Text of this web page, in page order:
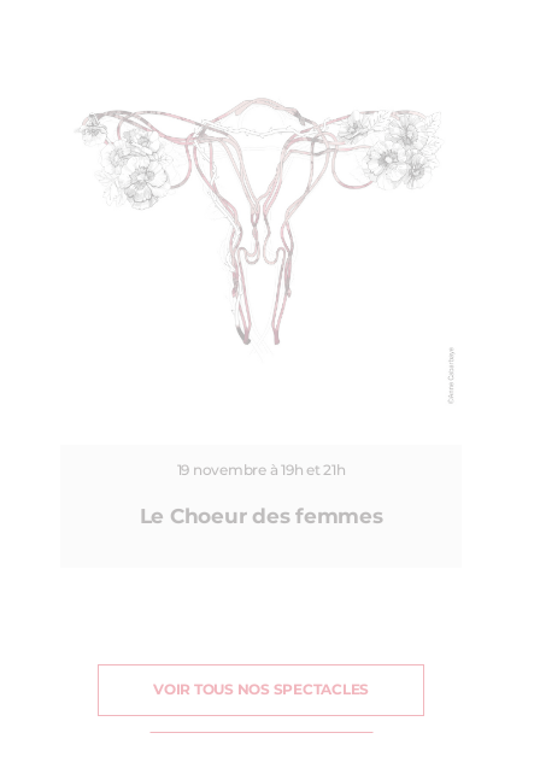
19 novembre à 19h et 21h
Le Choeur des femmes
VOIR TOUS NOS SPECTACLES